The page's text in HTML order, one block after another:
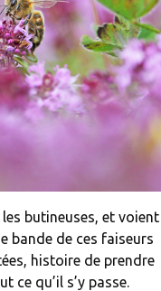
butineuses, et voient
bande de ces faiseurs
histoire de prendre
ce qu’il s’y passe.